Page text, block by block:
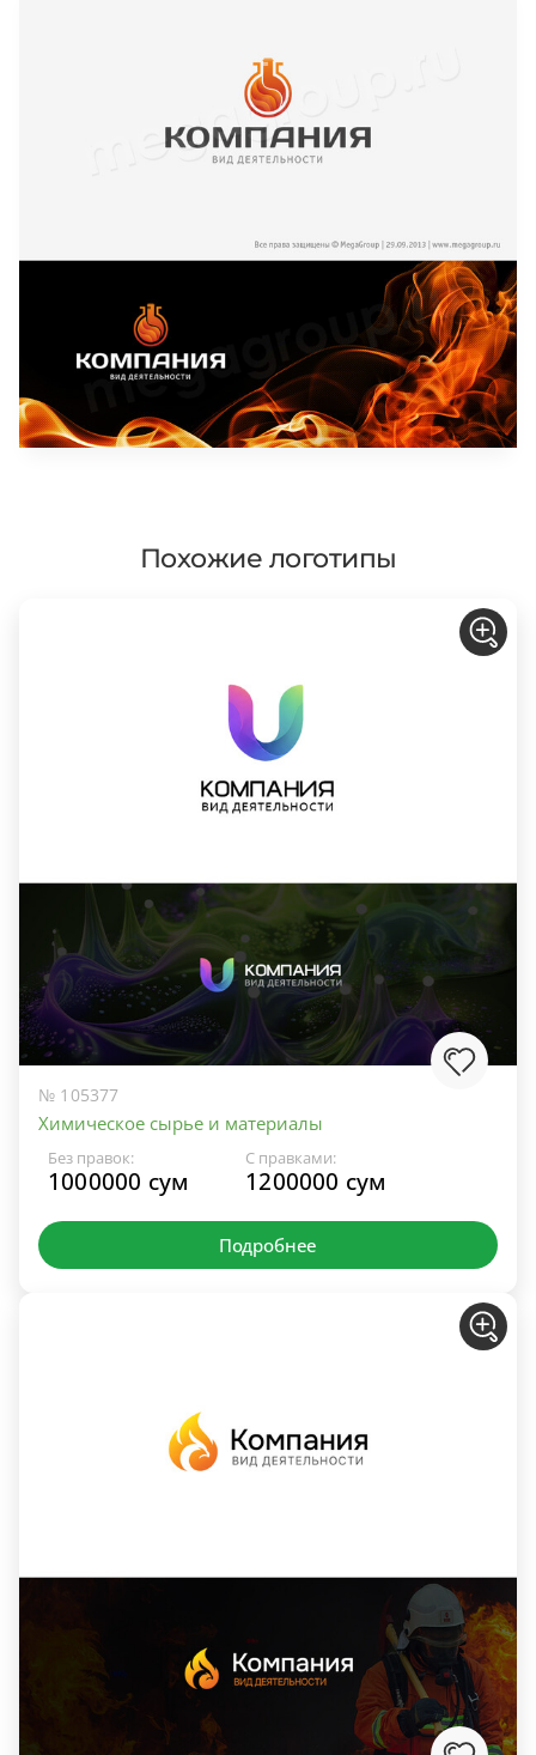
Похожие логотипы
№ 105377
Химическое сырье и материалы
Без правок:
1000000 сум
С правками:
1200000 сум
Подробнее